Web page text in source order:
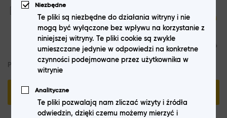
Oświadczam, że zapoznałem się i akceptuję treść
Sklepu, Regulaminu Zamieszczania OpiniiorazPolityki prywatności
sklepu internetowego prowadzonego przez NextM Sp. z o.o. z
siedzibą pod adresem ul. Komisji Edukacji Narodowej 36/112B, 02-
797 Warszawa, KRS: 0000556751, NIP: 9512392427, REGON: 361478696
Pola oznaczone gwiazdką (*) są wymagane
Niezbędne
Te pliki są niezbędne do działania witryny i nie
mogą być wyłączone bez wpływu na korzystanie z
niniejszej witryny. Te pliki cookie są zwykle
umieszczane jedynie w odpowiedzi na konkretne
czynności podejmowane przez użytkownika w
witrynie
Analityczne
Te pliki pozwalają nam zliczać wizyty i źródła
odwiedzin, dzięki czemu możemy mierzyć i